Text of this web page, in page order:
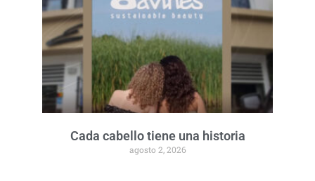
Cada cabello tiene una historia
agosto 2, 2026